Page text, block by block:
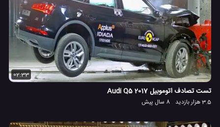
02:33
تست تصادف اتوموبیل Audi Q5 2017
3.5 هزار بازدید 8 سال پیش